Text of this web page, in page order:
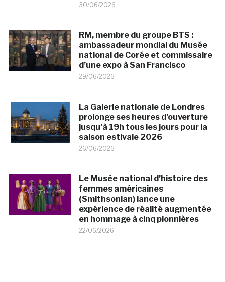
30/06/2026
RM, membre du groupe BTS :
ambassadeur mondial du Musée
national de Corée et commissaire
d’une expo à San Francisco
29/06/2026
La Galerie nationale de Londres
prolonge ses heures d’ouverture
jusqu’à 19h tous les jours pour la
saison estivale 2026
26/06/2026
Le Musée national d’histoire des
femmes américaines
(Smithsonian) lance une
expérience de réalité augmentée
en hommage à cinq pionnières
22/06/2026